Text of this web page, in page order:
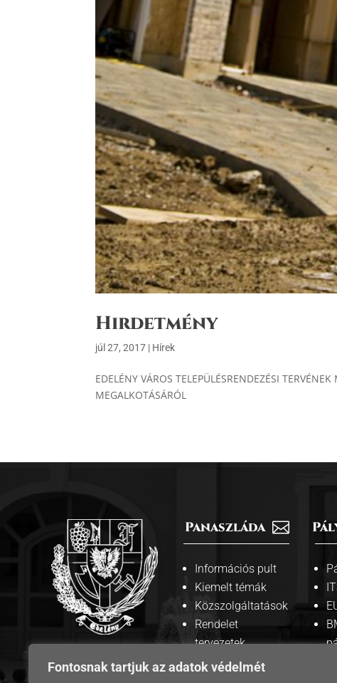
Fontosnak tartjuk az adatok védelmét
Hirdetmény
júl 27, 2017 | Hírek
EDELÉNY VÁROS TELEPÜLÉSRENDEZÉSI
MEGALKOTÁSÁRÓL
üzemelteti

Panaszláda
Információs pult
Kiemelt témák
Közszolgáltatások
Rendelet
tervezetek
Közosségi